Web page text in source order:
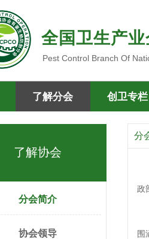
全国卫生产
Pest Control Branch Of
了解分会 创卫专栏
了解协会
分会简介
协会领导
分
政
围